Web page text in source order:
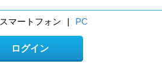
スマートフォン | PC
ログイン